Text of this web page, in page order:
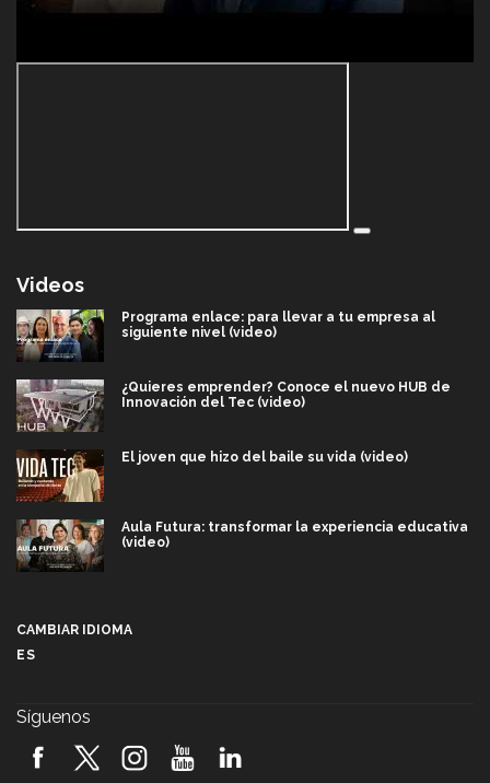
Videos
Programa enlace: para llevar a tu empresa al
siguiente nivel (video)
¿Quieres emprender? Conoce el nuevo HUB de
Innovación del Tec (video)
El joven que hizo del baile su vida (video)
Aula Futura: transformar la experiencia educativa
(video)
2026! (video)
CAMBIAR IDIOMA
ES
Síguenos